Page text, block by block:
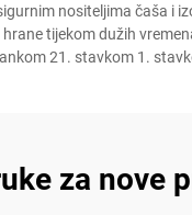
nositeljima čaša i
tijekom dužih
21. stavkom 1.
za nove